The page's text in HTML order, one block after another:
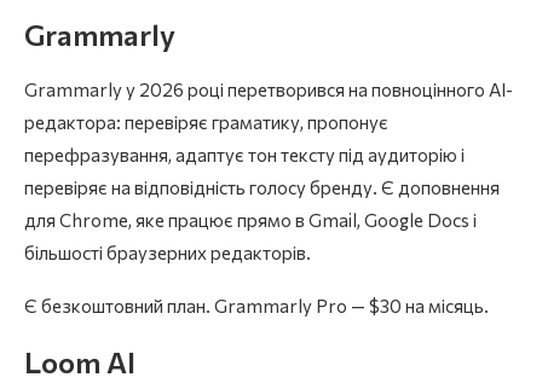
Grammarly
Grammarly у 2026 році перетворився на повноцінного AI-
редактора: перевіряє граматику, пропонує
перефразування, адаптує тон тексту під аудиторію і
перевіряє на відповідність голосу бренду. Є доповнення
для Chrome, яке працює прямо в Gmail, Google Docs і
більшості браузерних редакторів.
Є безкоштовний план. Grammarly Pro — $30 на місяць.
Loom AI